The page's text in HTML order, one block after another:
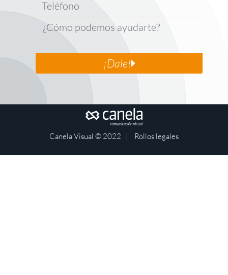
¡Dale!
Canela Visual © 2022 | Rollos legales